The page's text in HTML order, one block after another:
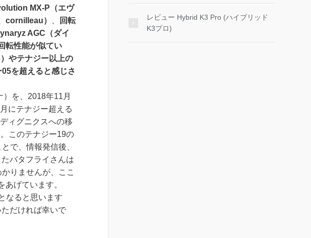
MX-P（エヴ
cornilleau）
回転
AGC（ダイ
転性能が似てい
やテナジー以上の
05を超えると感じさ
を、 2018年11月
にテナジー超える
ィグニクスへの移
このテナジー19の
で、情報発信後、
バタフライさんは
りませんが、ここ
げています。
なると思います
だければ幸いで
レビュー Hybrid K3 Pro (ハイブリッド
K3プロ)